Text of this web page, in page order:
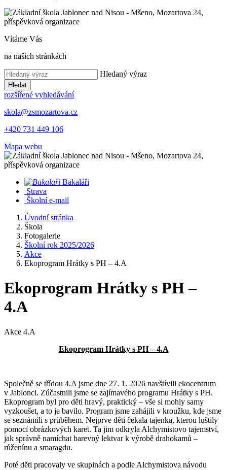
Vítáme Vás
na našich stránkách
Hledaný výraz
Hledat
rozšířené vyhledávání
skola@zsmozartova.cz
+420 731 449 106
Mapa webu
Bakaláři
Strava
Školní e-mail
Úvodní stránka
Škola
Fotogalerie
Školní rok 2025/2026
Akce
Ekoprogram Hrátky s PH – 4.A
Ekoprogram Hrátky s PH –
4.A
Akce 4.A
Ekoprogram Hrátky s PH – 4.A
Společně se třídou 4.A jsme dne 27. 1. 2026 navštívili ekocentrum
v Jablonci. Zúčastnili jsme se zajímavého programu Hrátky s PH.
Ekoprogram byl pro děti hravý, praktický – vše si mohly samy
vyzkoušet, a to je bavilo. Program jsme zahájili v kroužku, kde jsme
se seznámili s průběhem. Nejprve děti čekala tajenka, kterou luštily
pomocí obrázkových karet. Ta jim odkryla Alchymistovo tajemství,
jak správně namíchat barevný lektvar k výrobě drahokamů –
růženínu a smaragdu.
Poté děti pracovaly ve skupinách a podle Alchymistova návodu